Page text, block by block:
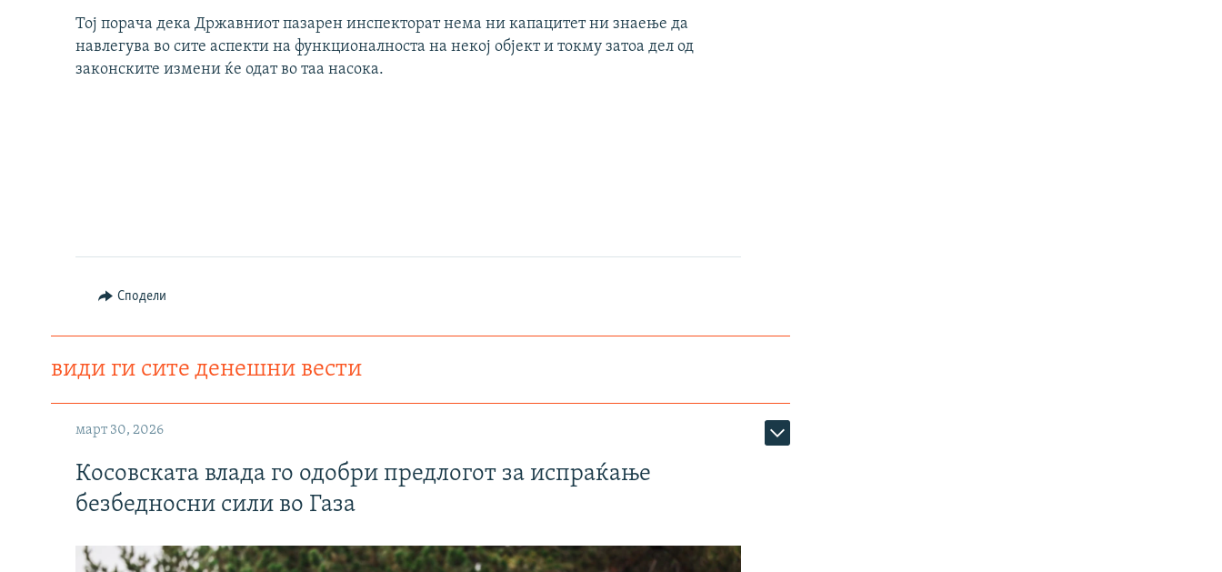
Тој порача дека Државниот пазарен инспекторат нема ни капацитет ни знаење да
навлегува во сите аспекти на функционалноста на некој објект и токму затоа дел од
законските измени ќе одат во таа насока.
Сподели
види ги сите денешни вести
март 30, 2026
Косовската влада го одобри предлогот за испраќање
безбедносни сили во Газа